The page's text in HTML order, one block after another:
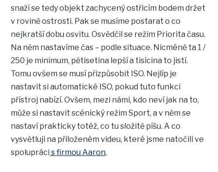
snaží se tedy objekt zachycený ostřicím bodem držet
v rovině ostrosti. Pak se musíme postarat o co
nejkratší dobu osvitu. Osvědčil se režim Priorita času.
Na něm nastavíme čas – podle situace. Nicméně ta 1 /
250 je minimum, pětisetina lepší a tisícina to jistí.
Tomu ovšem se musí přizpůsobit ISO. Nejlíp je
nastavit si automatické ISO, pokud tuto funkci
přístroj nabízí. Ovšem, mezi námi, kdo neví jak na to,
může si nastavit scénický režim Sport, a v něm se
nastaví prakticky totéž, co tu složitě píšu. A co
vysvětluji na přiloženém videu, které jsme natočili ve
spolupráci s firmou Aaron.